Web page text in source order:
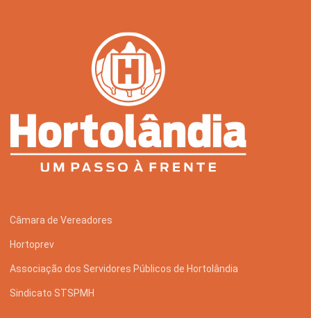
Câmara de Vereadores
Hortoprev
Associação dos Servidores Públicos de Hortolândia
Sindicato STSPMH